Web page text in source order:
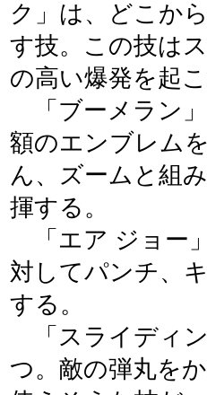
ク」は、どこか
す技。この技は
の高い爆発を起
「ブーメラン
額のエンブレム
ん、ズームと組
揮する。
「エア ジョー
対してパンチ、
する。
「スライディ
つ。敵の弾丸を